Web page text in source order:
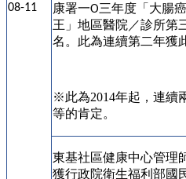
08-11
康署一O三年度「大腸
王」地區醫院／診所第
名。此為連續第二年獲
※此為2014年起，連續
等的肯定。
東基社區健康中心管理
獲行政院衛生福利部國